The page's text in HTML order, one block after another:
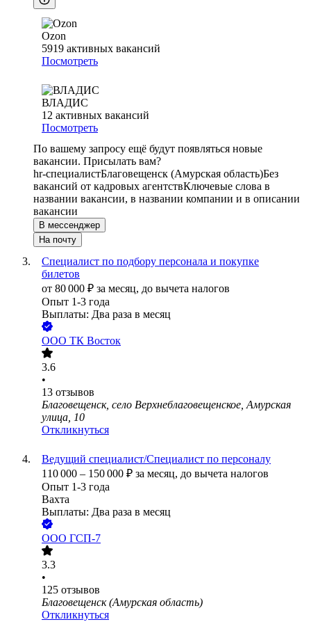
Ozon
5919 активных вакансий
Посмотреть
ВЛАДИС
12 активных вакансий
Посмотреть
По вашему запросу ещё будут появляться новые
вакансии. Присылать вам?
hr-специалистБлаговещенск (Амурская область)Без
вакансий от кадровых агентствКлючевые слова в
названии вакансии, в названии компании и в описании
вакансии
В мессенджер
На почту
Специалист по подбору персонала и покупке
билетов
от 80 000 ₽ за месяц, до вычета налогов
Опыт 1-3 года
Выплаты: Два раза в месяц
ООО ТК Восток
3.6
•
13 отзывов
Благовещенск, село Верхнеблаговещенское, Амурская
улица, 10
Откликнуться
Ведущий специалист/Специалист по персоналу
110 000 – 150 000 ₽ за месяц, до вычета налогов
Опыт 1-3 года
Вахта
Выплаты: Два раза в месяц
ООО ГСП-7
3.3
•
125 отзывов
Благовещенск (Амурская область)
Откликнуться